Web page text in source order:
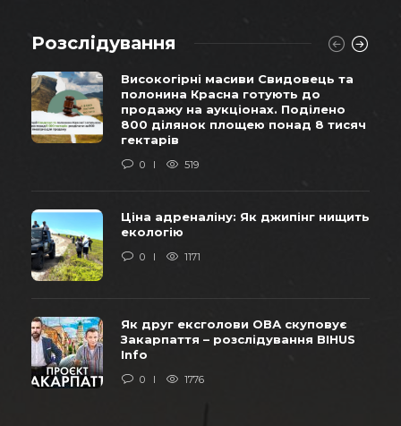
Розслідування
Високогірні масиви Свидовець та
полонина Красна готують до
продажу на аукціонах. Поділено
800 ділянок площею понад 8 тисяч
гектарів
0 519
Ціна адреналіну: Як джипінг нищить
екологію
0 1171
Як друг ексголови ОВА скуповує
Закарпаття – розслідування BIHUS
Info
0 1776